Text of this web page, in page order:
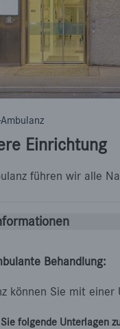
Einrichtung
führen wir alle
Behandlung:
können Sie mit
folgende Unterlagen